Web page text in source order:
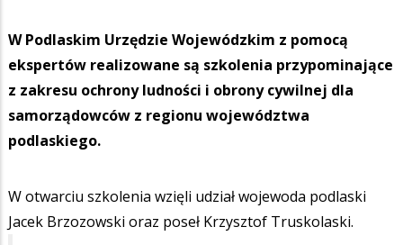
W Podlaskim Urzędzie Wojewódzkim z pomocą
ekspertów realizowane są szkolenia przypominające
z zakresu ochrony ludności i obrony cywilnej dla
samorządowców z regionu województwa
podlaskiego.
W otwarciu szkolenia wzięli udział wojewoda podlaski
Jacek Brzozowski oraz poseł Krzysztof Truskolaski.